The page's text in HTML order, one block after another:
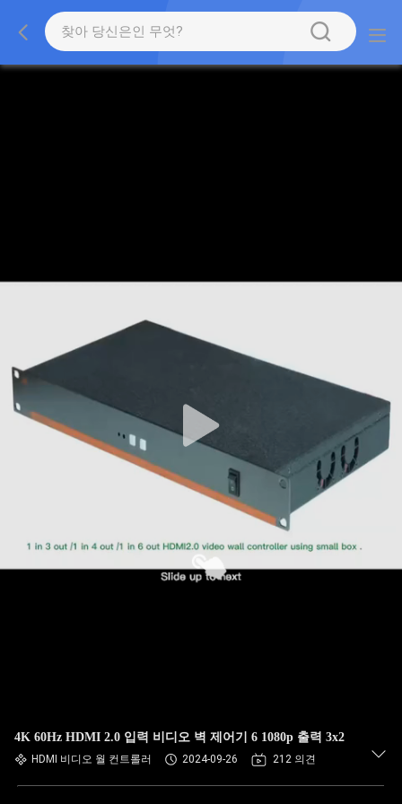
4K 60Hz HDMI 2.0 입력 비디오 벽 제어기 6 1080p 출력 3x2
HDMI 비디오 월 컨트롤러 2024-09-26 212 의견